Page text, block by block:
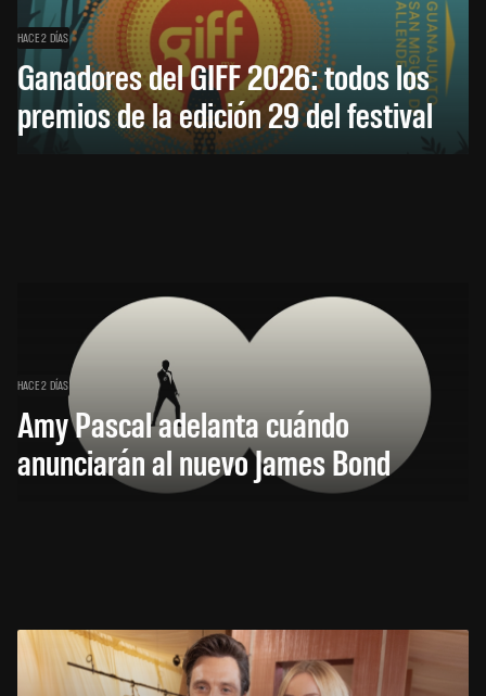
HACE 2 DÍAS
Ganadores del GIFF 2026: todos los
premios de la edición 29 del festival
HACE 2 DÍAS
Amy Pascal adelanta cuándo
anunciarán al nuevo James Bond